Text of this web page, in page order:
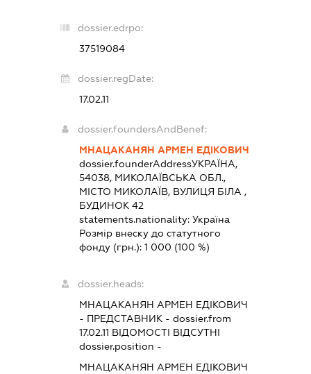
dossier.edrpo:
37519084
dossier.regDate:
17.02.11
dossier.foundersAndBenef:
МНАЦАКАНЯН АРМЕН ЕДІКОВИЧ
dossier.founderAddressУКРАЇНА,
54038, МИКОЛАЇВСЬКА ОБЛ.,
МІСТО МИКОЛАЇВ, ВУЛИЦЯ БІЛА ,
БУДИНОК 42
statements.nationality: Україна
Розмір внеску до статутного
фонду (грн.): 1 000 (100 %)
dossier.heads:
МНАЦАКАНЯН АРМЕН ЕДІКОВИЧ
- ПРЕДСТАВНИК - dossier.from
17.02.11 ВІДОМОСТІ ВІДСУТНІ
dossier.position -
МНАЦАКАНЯН АРМЕН ЕДІКОВИЧ